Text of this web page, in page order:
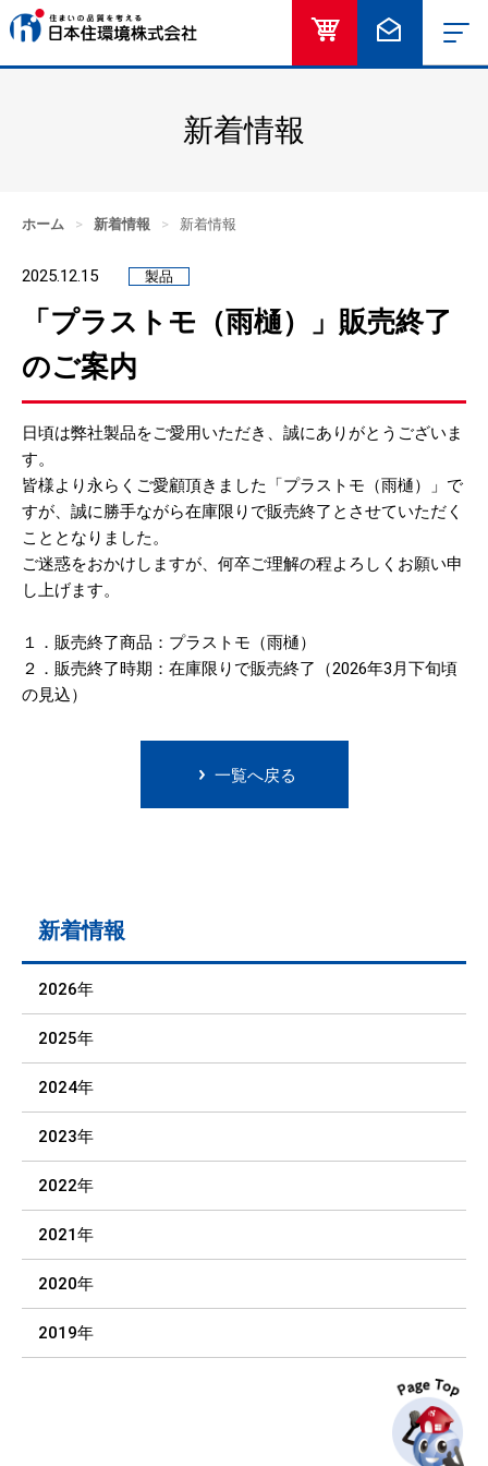
オンラインショ
新着情報
ホーム > 新着情報 > 新着情報
2025.12.15 製品
「プラストモ（雨樋）」販売終了
のご案内
日頃は弊社製品をご愛用いただき、誠にありがとうございま
す。
皆様より永らくご愛顧頂きました「プラストモ（雨樋）」で
すが、誠に勝手ながら在庫限りで販売終了とさせていただく
こととなりました。
ご迷惑をおかけしますが、何卒ご理解の程よろしくお願い申
し上げます。
１．販売終了商品：プラストモ（雨樋）
２．販売終了時期：在庫限りで販売終了（2026年3月下旬頃
の見込）
一覧へ戻る
新着情報
2026年
2025年
2024年
2023年
2022年
2021年
2020年
2019年